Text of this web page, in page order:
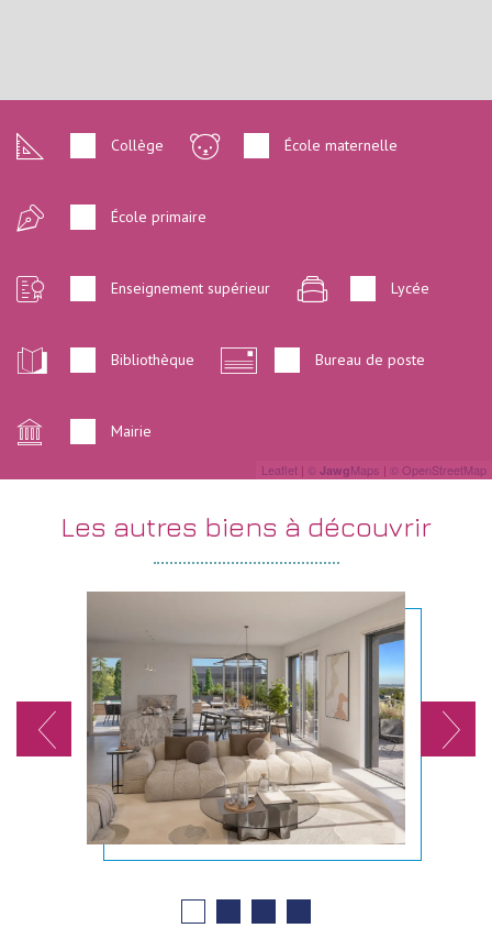
Leaflet | © JawgMaps | © OpenStreetMap
Collège École maternelle
École primaire
Enseignement supérieur Lycée
Bibliothèque Bureau de poste
Mairie
les autres biens à découvrir